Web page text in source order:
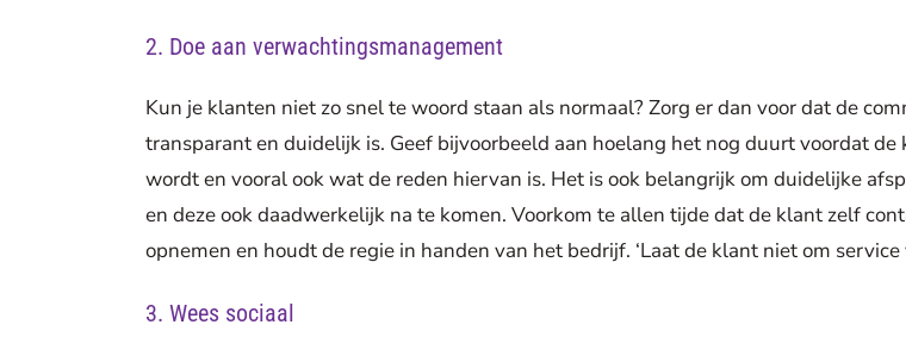
2. Doe aan verwachtingsmanagement
Kun je klanten niet zo snel te woord staan als normaal? Zorg er dan voor dat de
transparant en duidelijk is. Geef bijvoorbeeld aan hoelang het nog duurt voordat de
wordt en vooral ook wat de reden hiervan is. Het is ook belangrijk om duidelijke
en deze ook daadwerkelijk na te komen. Voorkom te allen tijde dat de klant zelf
opnemen en houdt de regie in handen van het bedrijf. ‘Laat de klant niet om service
3. Wees sociaal